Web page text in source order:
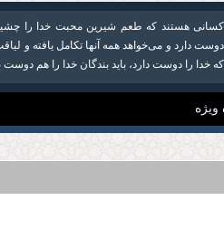
کسانی هستند که طعم شیرین محبت خدا را
دوست دارد و می‌خواهد همه آنها تکامل یافته و
كه خدا را دوست دارد، باید بندگان خدا را هم
ویژه